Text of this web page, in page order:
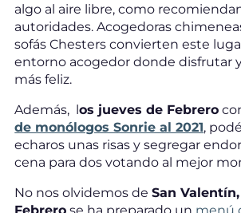
algo al aire libre, como
autoridades. Acogedoras
sofás Chesters convierten este
entorno acogedor donde disfrutar
más feliz.
Además, los jueves de Febrero
de monólogos Sonrie al 2021,
echaros unas risas y segregar
cena para dos votando al mejor
No nos olvidemos deSan Valentín,